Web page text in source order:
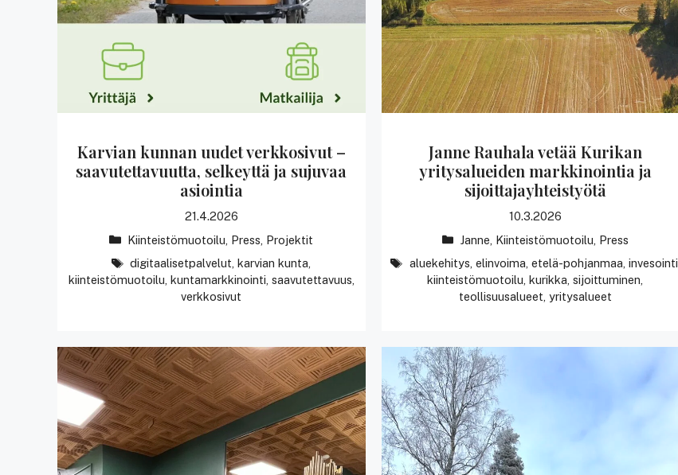
Karvian kunnan uudet verkkosivut –
saavutettavuutta, selkeyttä ja sujuvaa
asiointia
21.4.2026
Kategoriat
Kiinteistömuotoilu Press Projektit
avainsanat
digitaalisetpalvelut ,karvian kunta
kiinteistömuotoilu kuntamarkkinointi saavutettavuus
verkkosivut
Janne Rauhala vetää Kurikan
yritysalueiden markkinointia ja
sijoittajayhteistyötä
10.3.2026
Kategoriat
Janne Kiinteistömuotoilu Press
avainsanat
aluekehitys elinvoima etelä-pohjanmaa invesointi
kiinteistömuotoilu ,kurikka ,sijoittuminen
teollisuusalueet yritysalueet